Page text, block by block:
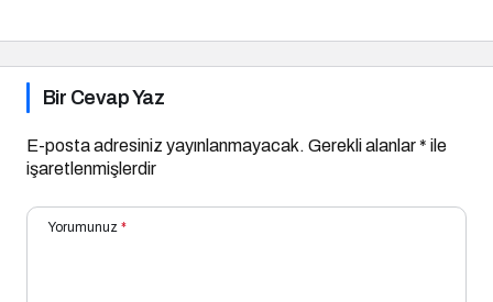
Fırsatlar
Bir Cevap Yaz
E-posta adresiniz yayınlanmayacak. Gerekli alanlar* ile
işaretlenmişlerdir
Yorumunuz *